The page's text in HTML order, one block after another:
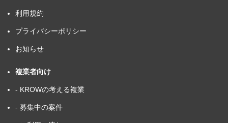
利用規約
プライバシーポリシー
お知らせ
複業者向け
- KROWの考える複業
- 募集中の案件